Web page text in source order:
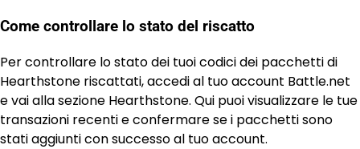
Come controllare lo stato del riscatto
Per controllare lo stato dei tuoi codici dei pacchetti di
Hearthstone riscattati, accedi al tuo account Battle.net
e vai alla sezione Hearthstone. Qui puoi visualizzare le tue
transazioni recenti e confermare se i pacchetti sono
stati aggiunti con successo al tuo account.